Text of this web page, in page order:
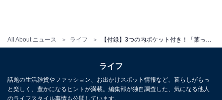
All About ニュース ライフ
ライフ
話題の生活雑貨やファッション、お出かけスポット情報など、暮らしがもっ
と楽しく、豊かになるヒントが満載。編集部が独自調査した、気になる他人